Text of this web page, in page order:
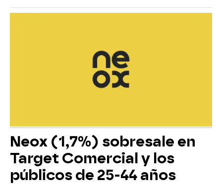
Neox (1,7%) sobresale en
Target Comercial y los
públicos de 25-44 años